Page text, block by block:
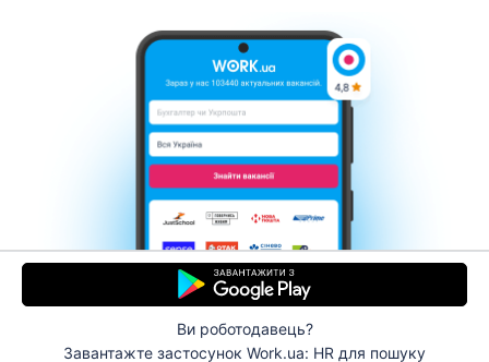
Ви роботодавець?
Завантажте застосунок Work.ua: HR для пошуку
Контакти Про нас
Кар’єра
Допомога Умови використання
© 2006–2026 Work.ua. Сервіс пошуку роботи №1 в